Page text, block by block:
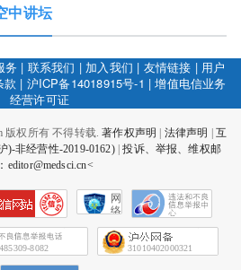
中讲坛
务 | 联系我们 | 加入我们 | 友情链接 | 用户
款 | 沪ICP备14018915号-1 |增值电信业务
经营许可证
版权所有 不得转载.著作权声明 法律声明
互
)-非经营性-2019-0162)|投诉、举报、维权邮
editor@medsci.cn<
网
络
会
征
8082 31010402000321